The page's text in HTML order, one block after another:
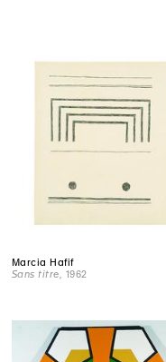
Marcia Hafif
Sans titre , 1962